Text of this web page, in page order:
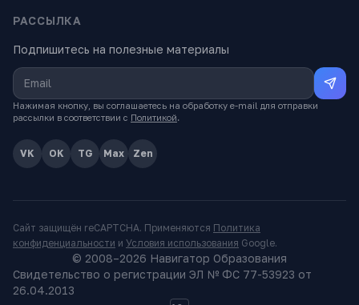
РАССЫЛКА
Подпишитесь на полезные материалы
Нажимая кнопку, вы соглашаетесь на обработку e-mail для отправки
рассылки в соответствии с Политикой.
VK OK TG Max Zen
Сайт защищён reCAPTCHA. Применяются Политика
конфиденциальности и Условия использования Google.
© 2008–2026 Навигатор Образования
Свидетельство о регистрации ЭЛ № ФС 77-53923 от
26.04.2013